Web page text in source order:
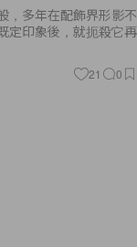
，多年在配飾界形影不
定印象後，就扼殺它再
21 0